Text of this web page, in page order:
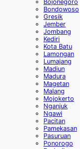
Bojonegoro
Bondowoso
Gresik
Jember
Jombang
Kediri
Kota Batu
Lamongan
Lumajang
Madiun
Madura
Magetan
Malang
Mojokerto
Nganjuk
Ngawi
Pacitan
Pamekasan
Pasuruan
Ponorogo